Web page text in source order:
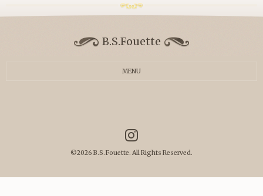
B.S.Fouette
MENU
©2026 B.S.Fouette. All Rights Reserved.